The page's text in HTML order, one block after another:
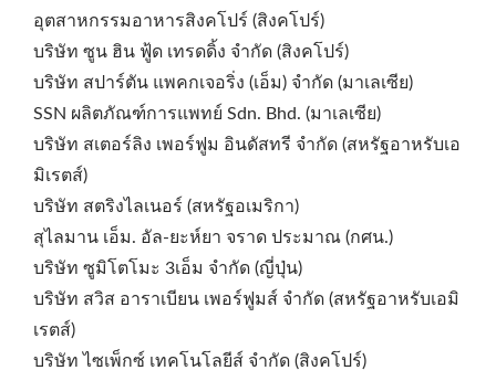
อุตสาหกรรมอาหารสิงคโปร์ (สิงคโปร์)
บริษัท ซูน ฮิน ฟู้ด เทรดดิ้ง จำกัด (สิงคโปร์)
บริษัท สปาร์ตัน แพคกเจอริ่ง (เอ็ม) จำกัด (มาเลเซีย)
SSN ผลิตภัณฑ์การแพทย์ Sdn. Bhd. (มาเลเซีย)
บริษัท สเตอร์ลิง เพอร์ฟูม อินดัสทรี จำกัด (สหรัฐอาหรับเอ
มิเรตส์)
บริษัท สตริงไลเนอร์ (สหรัฐอเมริกา)
สุไลมาน เอ็ม. อัล-ยะห์ยา จราด ประมาณ (กศน.)
บริษัท ซูมิโตโมะ 3เอ็ม จำกัด (ญี่ปุ่น)
บริษัท สวิส อาราเบียน เพอร์ฟูมส์ จำกัด (สหรัฐอาหรับเอมิ
เรตส์)
บริษัท ไซเพ็กซ์ เทคโนโลยีส์ จำกัด (สิงคโปร์)